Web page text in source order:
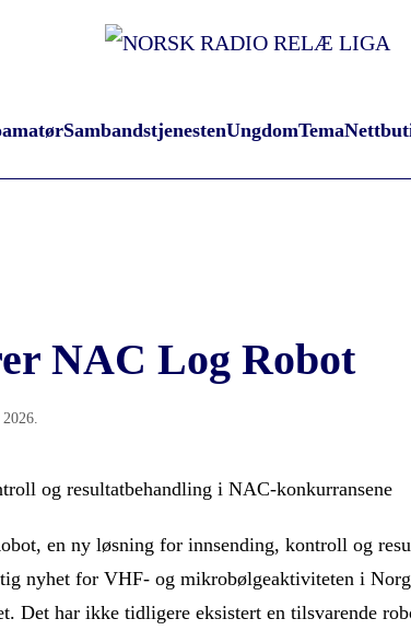
SambandstjenestenUngdomTema
NAC Log Robot
.
og resultatbehandling i NAC-konkurransene
en ny løsning for innsending, kontroll og
nyhet for VHF- og mikrobølgeaktiviteten i
Det har ikke tidligere eksistert en tilsvarende